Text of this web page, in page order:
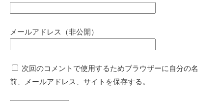
メールアドレス（非公開）
次回のコメントで使用するためブラウザーに自分の名
前、メールアドレス、サイトを保存する。